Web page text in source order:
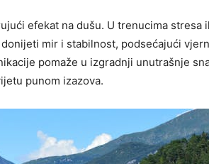
efekat na dušu. U trenucima stresa
mir i stabilnost, podsećajući
pomaže u izgradnji unutrašnje
punom izazova.